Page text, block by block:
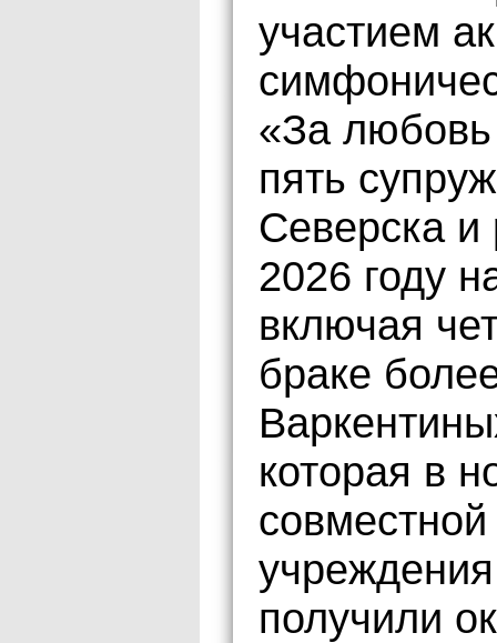
участием
«За любовь
пять
Северска и
2026 году
включая
браке
которая в
получили